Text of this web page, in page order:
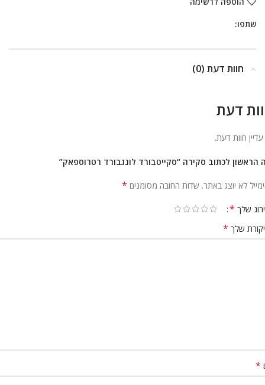
שתפו:
חוות דעת (0)
דעת
עדיין חוות דעת.
הראשון לכתוב סקירה “סקייטבורד לונגבורד רטרוספאק”
לא יוצג באתר. שדות החובה מסומנים *
שלך *
שלך *
*